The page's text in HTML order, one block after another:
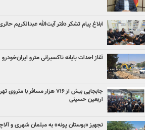
ابلاغ پیام تشکر دفتر آیت‌الله عبدالکریم
آغاز احداث پایانه تاکسیرانی مترو ایران‌خودرو
جابجایی بیش از ۷۱۶ هزار مسافر
اربعین حسینی
تجهیز «بوستان پونه» به مبلمان شهری و